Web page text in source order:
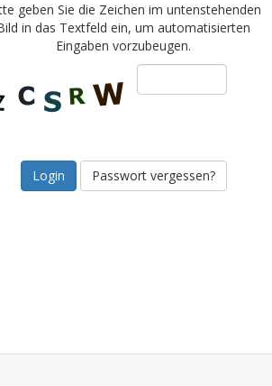
geben Sie die Zeichen im untenstehenden
in das Textfeld ein, um automatisierten
Eingaben vorzubeugen.
Passwort vergessen?